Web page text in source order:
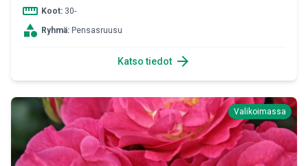
straighten Koot: 30-
category Ryhmä: Pensasruusu
Katso tiedot arrow_forward
Valikoimassa